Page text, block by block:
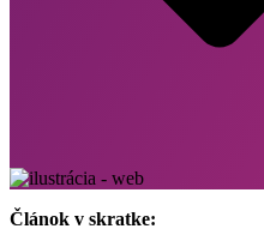
Článok v skratke: